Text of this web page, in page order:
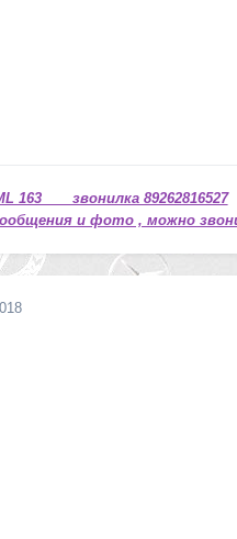
163 звонилка 89262816527
и фото , можно